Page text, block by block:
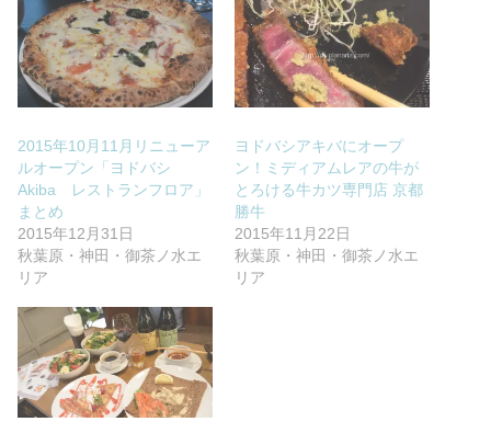
2015年10月11月リニューア
ルオープン「ヨドバシ
Akiba レストランフロア」
まとめ
2015年12月31日
秋葉原・神田・御茶ノ水エ
リア
ヨドバシアキバにオープ
ン！ミディアムレアの牛が
とろける牛カツ専門店 京都
勝牛
2015年11月22日
秋葉原・神田・御茶ノ水エ
リア